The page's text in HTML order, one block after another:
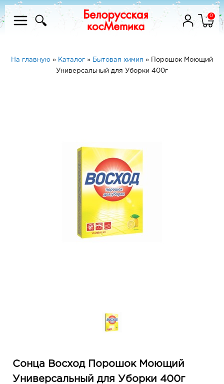
0
На главную » Каталог » Бытовая химия »
Порошок Моющий
Универсальный для Уборки 400г
Сонца Восход Порошок Моющий
Универсальный для Уборки 400г